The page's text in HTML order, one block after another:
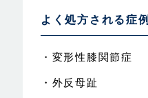
よく処方される症例
・変形性膝関節症
・外反母趾